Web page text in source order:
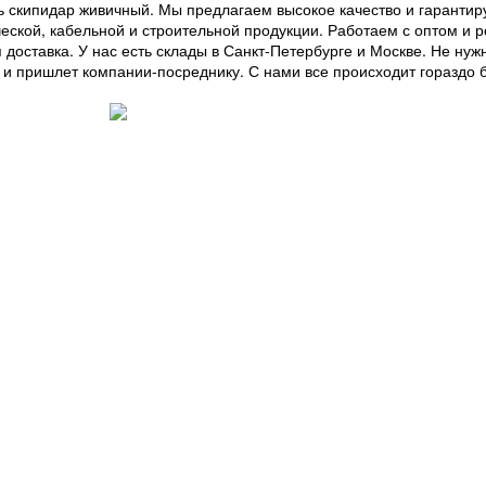
живичный. Мы предлагаем высокое качество и
кабельной и строительной продукции. Работаем с оптом и
У нас есть склады в Санкт-Петербурге и Москве. Не
пришлет компании-посреднику. С нами все происходит гораздо